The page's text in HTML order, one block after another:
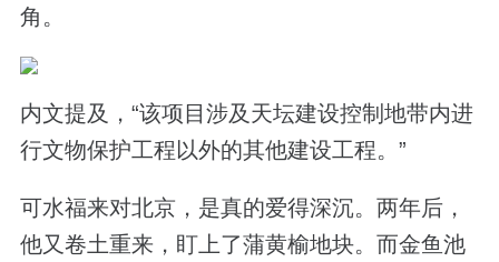
角。
内文提及，“该项目涉及天坛建设控制地带内进
行文物保护工程以外的其他建设工程。”
可水福来对北京，是真的爱得深沉。两年后，
他又卷土重来，盯上了蒲黄榆地块。而金鱼池